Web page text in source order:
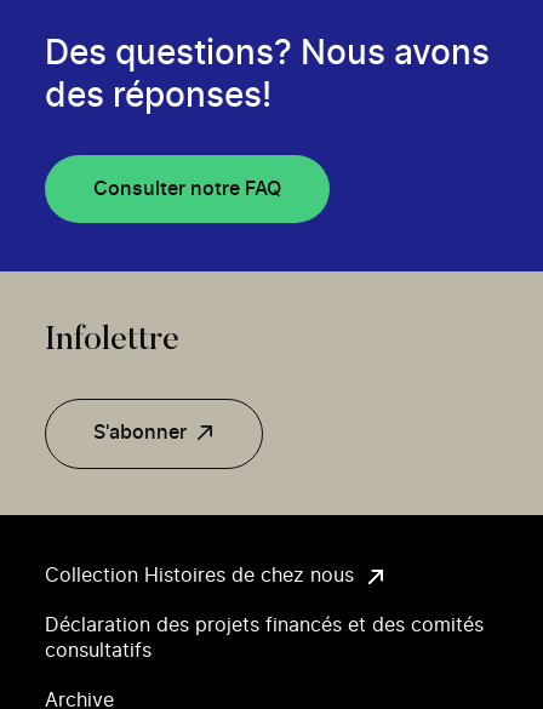
Collection Histoires de chez nous
Déclaration des projets financés et des comités
consultatifs
Archive
Des questions? Nous avons
des réponses!
Consulter notre FAQ
Infolettre
S'abonner